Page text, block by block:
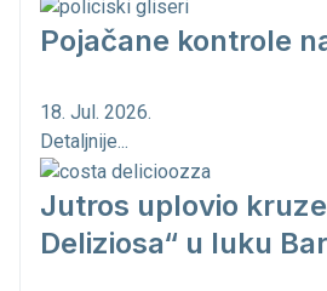
Pojačane kontrole
18. Jul. 2026.
Detaljnije...
Jutros uplovio
Deliziosa“ u luku Bar